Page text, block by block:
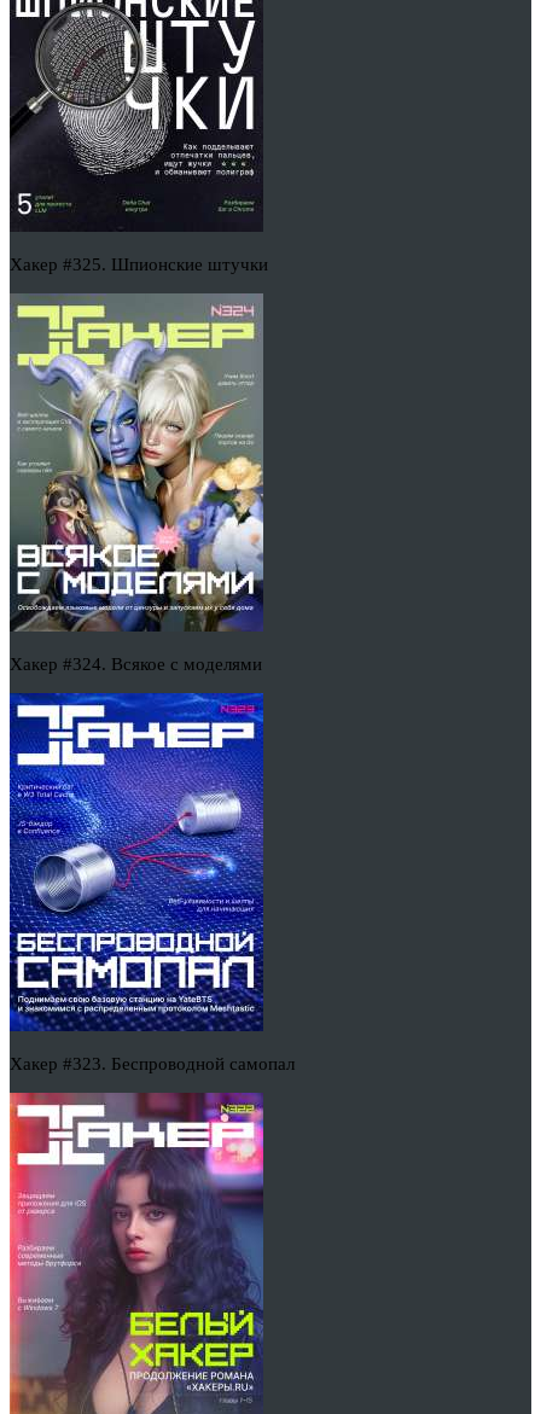
Хакер #325. Шпионские штучки
Хакер #324. Всякое с моделями
Хакер #323. Беспроводной самопал